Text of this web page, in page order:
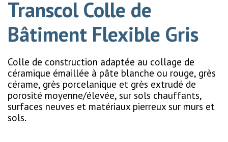
Transcol Colle de
Bâtiment Flexible Gris
Colle de construction adaptée au collage de
céramique émaillée à pâte blanche ou rouge, grès
cérame, grès porcelanique et grès extrudé de
porosité moyenne/élevée, sur sols chauffants,
surfaces neuves et matériaux pierreux sur murs et
sols.